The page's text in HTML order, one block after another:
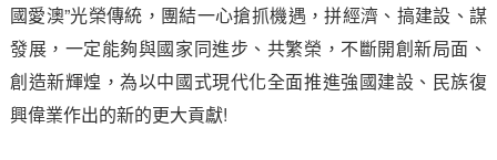
國愛澳”光榮傳統，團結一心搶抓機遇，拼經濟、搞建設、謀
發展，一定能夠與國家同進步、共繁榮，不斷開創新局面、
創造新輝煌，為以中國式現代化全面推進強國建設、民族復
興偉業作出的新的更大貢獻!